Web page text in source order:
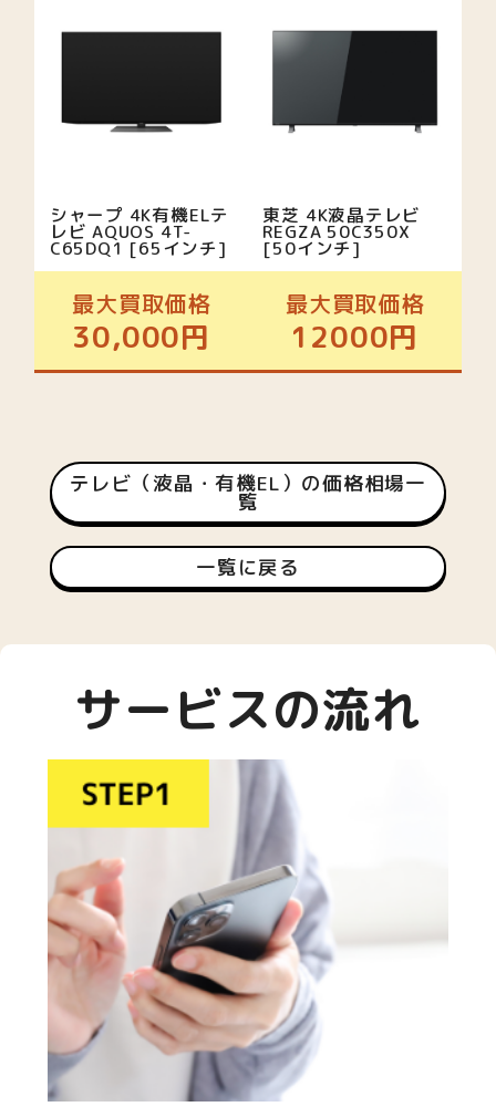
シャープ 4K有機ELテ
レビ AQUOS 4T-
C65DQ1 [65インチ]
最大買取価格
30,000円
東芝 4K液晶テレビ
REGZA 50C350X
[50インチ]
最大買取価格
12000円
テレビ（液晶・有機EL）の価格相場一
覧
一覧に戻る
サービスの流れ